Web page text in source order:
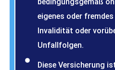
eigenes oder
Invalidität oder
Unfallfolgen.
Diese Versicherung